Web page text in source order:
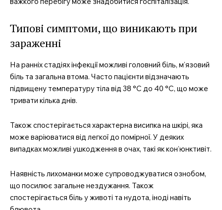
Типові симптоми, що виникають при
зараженні
На ранніх стадіях інфекції можливі головний біль, м’язовий
біль та загальна втома. Часто пацієнти відзначають
підвищену температуру тіла від 38 °C до 40 °C, що може
тривати кілька днів.
Також спостерігається характерна висипка на шкірі, яка
може варіюватися від легкої до помірної. У деяких
випадках можливі ушкодження в очах, такі як кон’юнктивіт.
Наявність лихоманки може супроводжуватися ознобом,
що посилює загальне нездужання. Також
спостерігається біль у животі та нудота, іноді навіть